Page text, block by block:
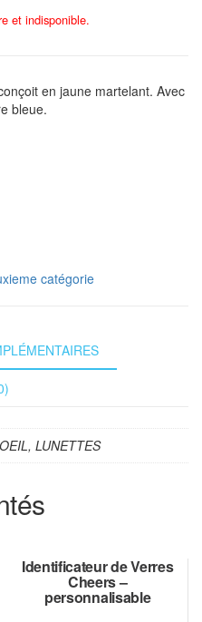
et indisponible.
en jaune martelant. Avec
bleue.
catégorie
LUNETTES
Identificateur de Verres
Cheers –
personnalisable